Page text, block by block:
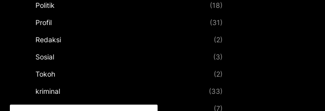
Politik (18)
Profil (31)
Redaksi (2)
Sosial (3)
Tokoh (2)
kriminal (33)
(7)